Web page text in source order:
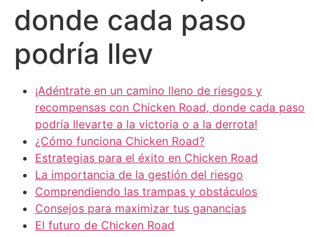
donde cada paso
podría llev
¡Adéntrate en un camino lleno de riesgos y
recompensas con Chicken Road, donde cada paso
podría llevarte a la victoria o a la derrota!
¿Cómo funciona Chicken Road?
Estrategias para el éxito en Chicken Road
La importancia de la gestión del riesgo
Comprendiendo las trampas y obstáculos
Consejos para maximizar tus ganancias
El futuro de Chicken Road